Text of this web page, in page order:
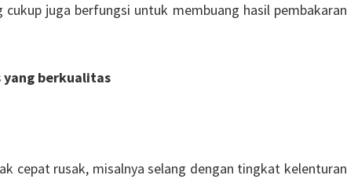
juga berfungsi untuk membuang hasil pembakaran
yang berkualitas
cepat rusak, misalnya selang dengan tingkat kelenturan